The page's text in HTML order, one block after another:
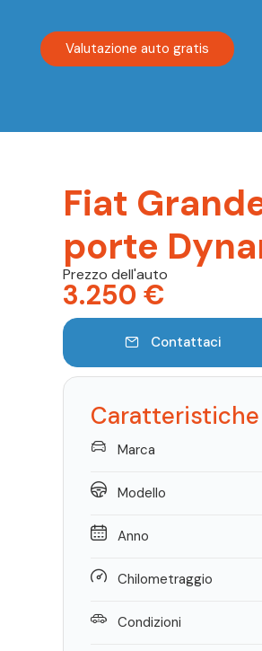
Valutazione auto gratis
Fiat
porte
Prezzo dell'auto
3.250 €
Contattaci
Marca
Modello
Anno
Chilometraggio
Condizioni